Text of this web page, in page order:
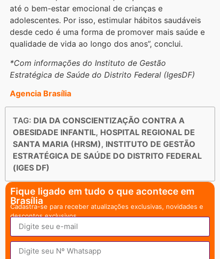
até o bem-estar emocional de crianças e
adolescentes. Por isso, estimular hábitos saudáveis
desde cedo é uma forma de promover mais saúde e
qualidade de vida ao longo dos anos”, conclui.
*Com informações do Instituto de Gestão
Estratégica de Saúde do Distrito Federal (IgesDF)
Agencia Brasília
TAG: DIA DA CONSCIENTIZAÇÃO CONTRA A
OBESIDADE INFANTIL, HOSPITAL REGIONAL DE
SANTA MARIA (HRSM), INSTITUTO DE GESTÃO
ESTRATÉGICA DE SAÚDE DO DISTRITO FEDERAL
(IGES DF)
Fique ligado em tudo o que acontece em
Brasília
Cadastra-se para receber atualizações exclusivas, novidades e
descontos exclusivos.